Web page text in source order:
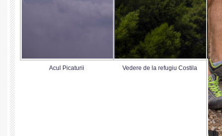
Acul Picaturii Vedere de la refugiu Costila